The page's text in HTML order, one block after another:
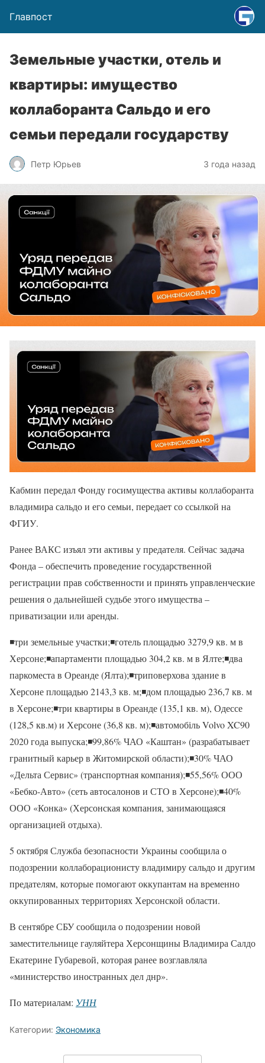
Главпост
Земельные участки, отель и
квартиры: имущество
коллаборанта Сальдо и его
семьи передали государству
Петр Юрьев 3 года назад
Кабмин передал Фонду госимущества активы коллаборанта
владимира сальдо и его семьи, передает со ссылкой на
ФГИУ.
Ранее ВАКС изъял эти активы у предателя. Сейчас задача
Фонда – обеспечить проведение государственной
регистрации прав собственности и принять управленческие
решения о дальнейшей судьбе этого имущества –
приватизации или аренды.
◾️три земельные участки;◾️готель площадью 3279,9 кв. м в
Херсоне;◾️апартаменти площадью 304,2 кв. м в Ялте;◾️два
паркоместа в Ореанде (Ялта);◾️триповерхова здание в
Херсоне площадью 2143,3 кв. м;◾️дом площадью 236,7 кв. м
в Херсоне;◾️три квартиры в Ореанде (135,1 кв. м), Одессе
(128,5 кв.м) и Херсоне (36,8 кв. м);◾️автомобіль Volvo XC90
2020 года выпуска;◾️99,86% ЧАО «Каштан» (разрабатывает
гранитный карьер в Житомирской области);◾️30% ЧАО
«Дельта Сервис» (транспортная компания);◾️55,56% ООО
«Бебко-Авто» (сеть автосалонов и СТО в Херсоне);◾️40%
ООО «Конка» (Херсонская компания, занимающаяся
организацией отдыха).
5 октября Служба безопасности Украины сообщила о
подозрении коллаборационисту владимиру сальдо и другим
предателям, которые помогают оккупантам на временно
оккупированных территориях Херсонской области.
В сентябре СБУ сообщила о подозрении новой
заместительнице гауляйтера Херсонщины Владимира Салдо
Екатерине Губаревой, которая ранее возглавляла
«министерство иностранных дел днр».
По материалам: УНН
Категории: Экономика